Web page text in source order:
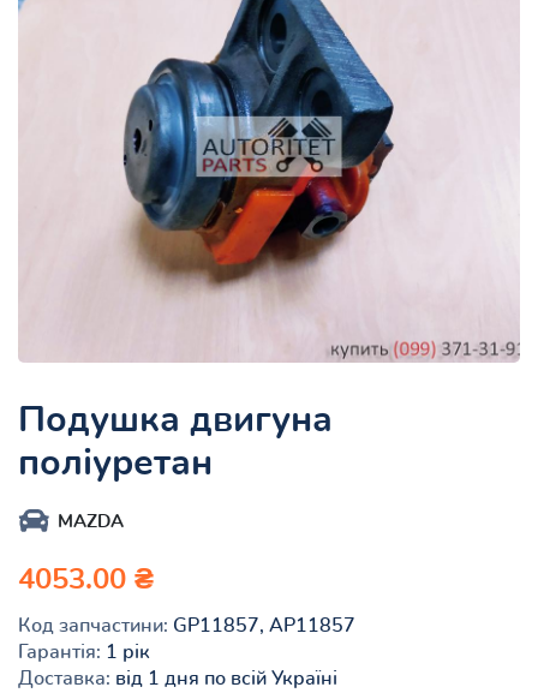
Подушка двигуна
поліуретан
MAZDA
4053.00 ₴
Код запчастини: GP11857, AP11857
Гарантія: 1 рік
Доставка: від 1 дня по всій Україні